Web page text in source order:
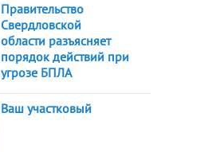
Правительство
Свердловской
области разъясняет
порядок действий при
угрозе БПЛА
Ваш участковый